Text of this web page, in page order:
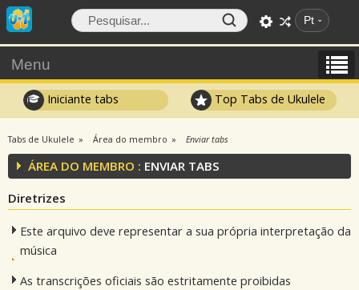
Pt
Menu
Iniciante tabs Top Tabs de Ukulele
Tabs de Ukulele Área do membro Enviar tabs
ÁREA DO MEMBRO : ENVIAR TABS
Diretrizes
Este arquivo deve representar a sua própria interpretação da
música
As transcrições oficiais são estritamente proibidas